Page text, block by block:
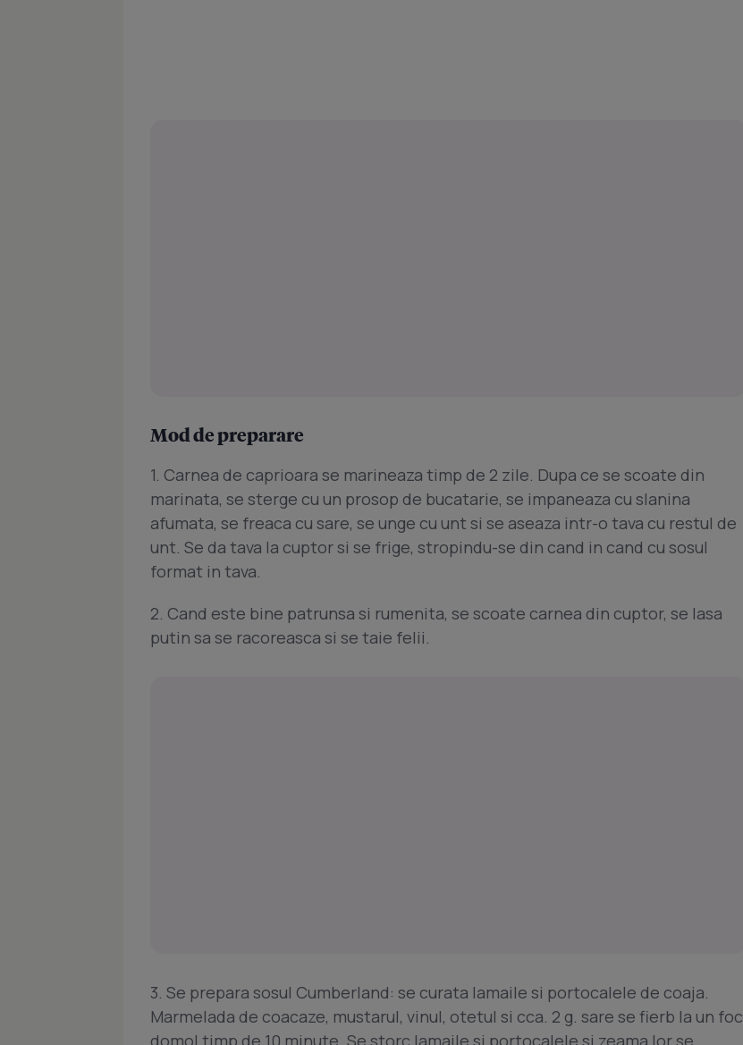
Mod de preparare
1. Carnea de caprioara se marineaza timp de 2 zile. Dupa ce se scoate din
marinata, se sterge cu un prosop de bucatarie, se impaneaza cu slanina
afumata, se freaca cu sare, se unge cu unt si se aseaza intr-o tava cu restul de
unt. Se da tava la cuptor si se frige, stropindu-se din cand in cand cu sosul
format in tava.
2. Cand este bine patrunsa si rumenita, se scoate carnea din cuptor, se lasa
putin sa se racoreasca si se taie felii.
3. Se prepara sosul Cumberland: se curata lamaile si portocalele de coaja.
Marmelada de coacaze, mustarul, vinul, otetul si cca. 2 g. sare se fierb la un foc
domol timp de 10 minute. Se storc lamaile si portocalele si zeama lor se